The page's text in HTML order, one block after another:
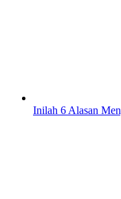
Inilah 6 Alasan